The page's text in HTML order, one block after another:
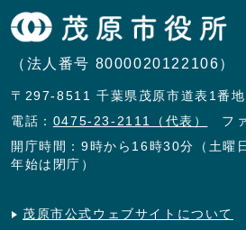
（法人番号 8000020122106）
〒297-8511 千葉県茂原市道表1番地
電話： 0475-23-2111（代表）
フ
開庁時間：9時から16時30分（土曜
年始は閉庁）
茂原市公式ウェブサイトについて